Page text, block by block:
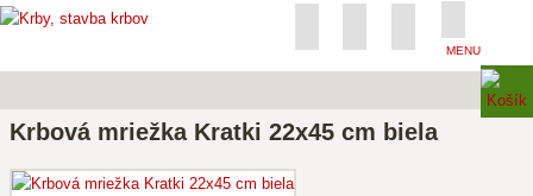
MENU
Krbová mriežka Kratki 22x45 cm biela